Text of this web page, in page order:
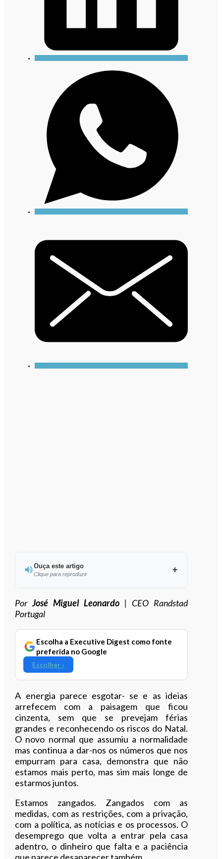
Ouça este artigo
Clique para reproduzir
Ouvir este artigo
PorJosé Miguel Leonardo | CEO Randstad
Portugal
Escolha a Executive Digest como fonte
preferida no Google
Escolher ›
A energia parece esgotar- se e as ideias
arrefecem com a paisagem que ficou
cinzenta, sem que se prevejam férias
grandes e reconhecendo os riscos do Natal.
O novo normal que assumiu a normalidade
mas continua a dar-nos os números que nos
empurram para casa, demonstra que não
estamos mais perto, mas sim mais longe de
estarmos juntos.
Estamos zangados. Zangados com as
medidas, com as restrições, com a privação,
com a política, as notícias e os processos. O
desemprego que volta a entrar pela casa
adentro, o dinheiro que falta e a paciência